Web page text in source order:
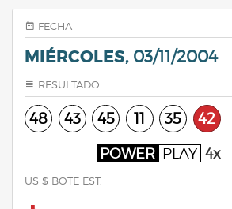
FECHA
MIÉRCOLES, 03/11/2004
RESULTADO
48 43 45 11 35 42
POWER PLAY 4x
US $ BOTE EST.